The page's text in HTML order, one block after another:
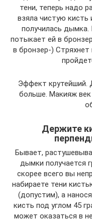
тени, теперь надо
взяла чистую
получилась
потыкает ей в
в бронзер-)
Эффект крутейший.
больше. Макияж век
Держите
Бывает,
дымки получается
скорее всего вы
набираете тени
(допустим), а
кисть под углом 45
может оказаться в